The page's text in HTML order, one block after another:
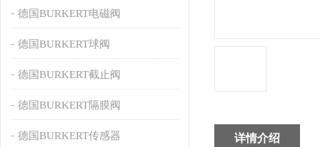
德国BURKERT电磁阀
德国BURKERT球阀
德国BURKERT截止阀
德国BURKERT隔膜阀
德国BURKERT传感器 详情介绍